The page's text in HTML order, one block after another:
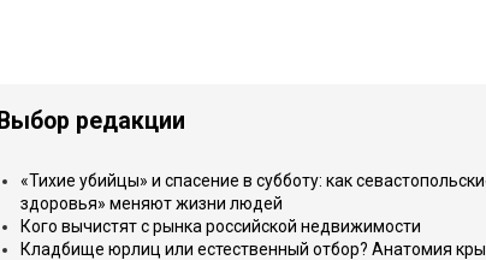
Выбор редакции
«Тихие убийцы» и спасение в субботу: как
здоровья» меняют жизни людей
Кого вычистят с рынка российской недвижимости
Кладбище юрлиц или естественный отбор? Анатомия